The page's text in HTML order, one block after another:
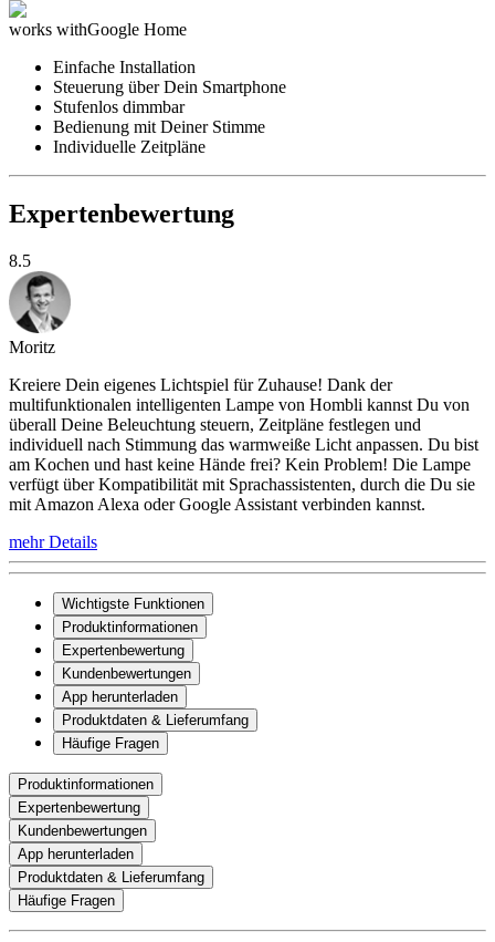
works withGoogle Home
Einfache Installation
Steuerung über Dein Smartphone
Stufenlos dimmbar
Bedienung mit Deiner Stimme
Individuelle Zeitpläne
Expertenbewertung
8.5
Moritz
Kreiere Dein eigenes Lichtspiel für Zuhause! Dank der
multifunktionalen intelligenten Lampe von Hombli kannst Du von
überall Deine Beleuchtung steuern, Zeitpläne festlegen und
individuell nach Stimmung das warmweiße Licht anpassen. Du bist
am Kochen und hast keine Hände frei? Kein Problem! Die Lampe
verfügt über Kompatibilität mit Sprachassistenten, durch die Du sie
mit Amazon Alexa oder Google Assistant verbinden kannst.
mehr Details
Wichtigste Funktionen
Produktinformationen
Expertenbewertung
Kundenbewertungen
App herunterladen
Produktdaten & Lieferumfang
Häufige Fragen
Produktinformationen
Expertenbewertung
Kundenbewertungen
App herunterladen
Produktdaten & Lieferumfang
Häufige Fragen